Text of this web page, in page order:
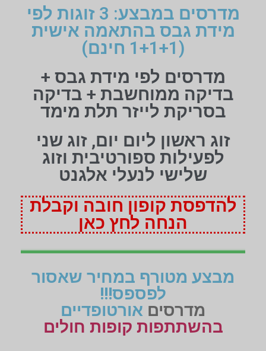
מדרסים במבצע: 3 זוגות לפי
מידת גבס בהתאמה אישית
(1+1+1 חינם)
מדרסים לפי מידת גבס +
בדיקה ממוחשבת + בדיקה
בסריקת לייזר תלת מימד
זוג ראשון ליום יום, זוג שני
לפעילות ספורטיבית וזוג
שלישי לנעלי אלגנט
להדפסת קופון חובה וקבלת
הנחה לחץ כאן
מבצע מטורף במחיר שאסור
לפספס!!!
מדרסים אורטופדיים
בהשתתפות קופות חולים